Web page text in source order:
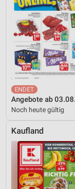
Angebote ab 03.08.
Noch heute gültig
Kaufland
Notwendig
Performance
Funktional
Werbung